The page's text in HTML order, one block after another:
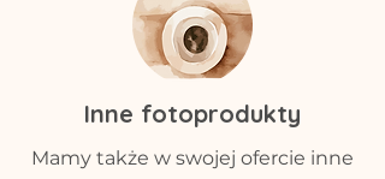
Inne fotoprodukty
Mamy także w swojej ofercie inne